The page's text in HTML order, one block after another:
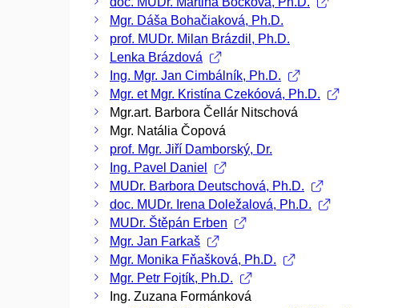
Mgr. Dáša Bohačiaková, Ph.D.
prof. MUDr. Milan Brázdil, Ph.D.
Lenka Brázdová
Ing. Mgr. Jan Cimbálník, Ph.D.
Mgr. et Mgr. Kristína Czekóová, Ph.D.
Mgr.art. Barbora Čellár Nitschová
Mgr. Natália Čopová
prof. Mgr. Jiří Damborský, Dr.
Ing. Pavel Daniel
MUDr. Barbora Deutschová, Ph.D.
doc. MUDr. Irena Doležalová, Ph.D.
MUDr. Štěpán Erben
Mgr. Jan Farkaš
Mgr. Monika Fňašková, Ph.D.
Mgr. Petr Fojtík, Ph.D.
Ing. Zuzana Formánková